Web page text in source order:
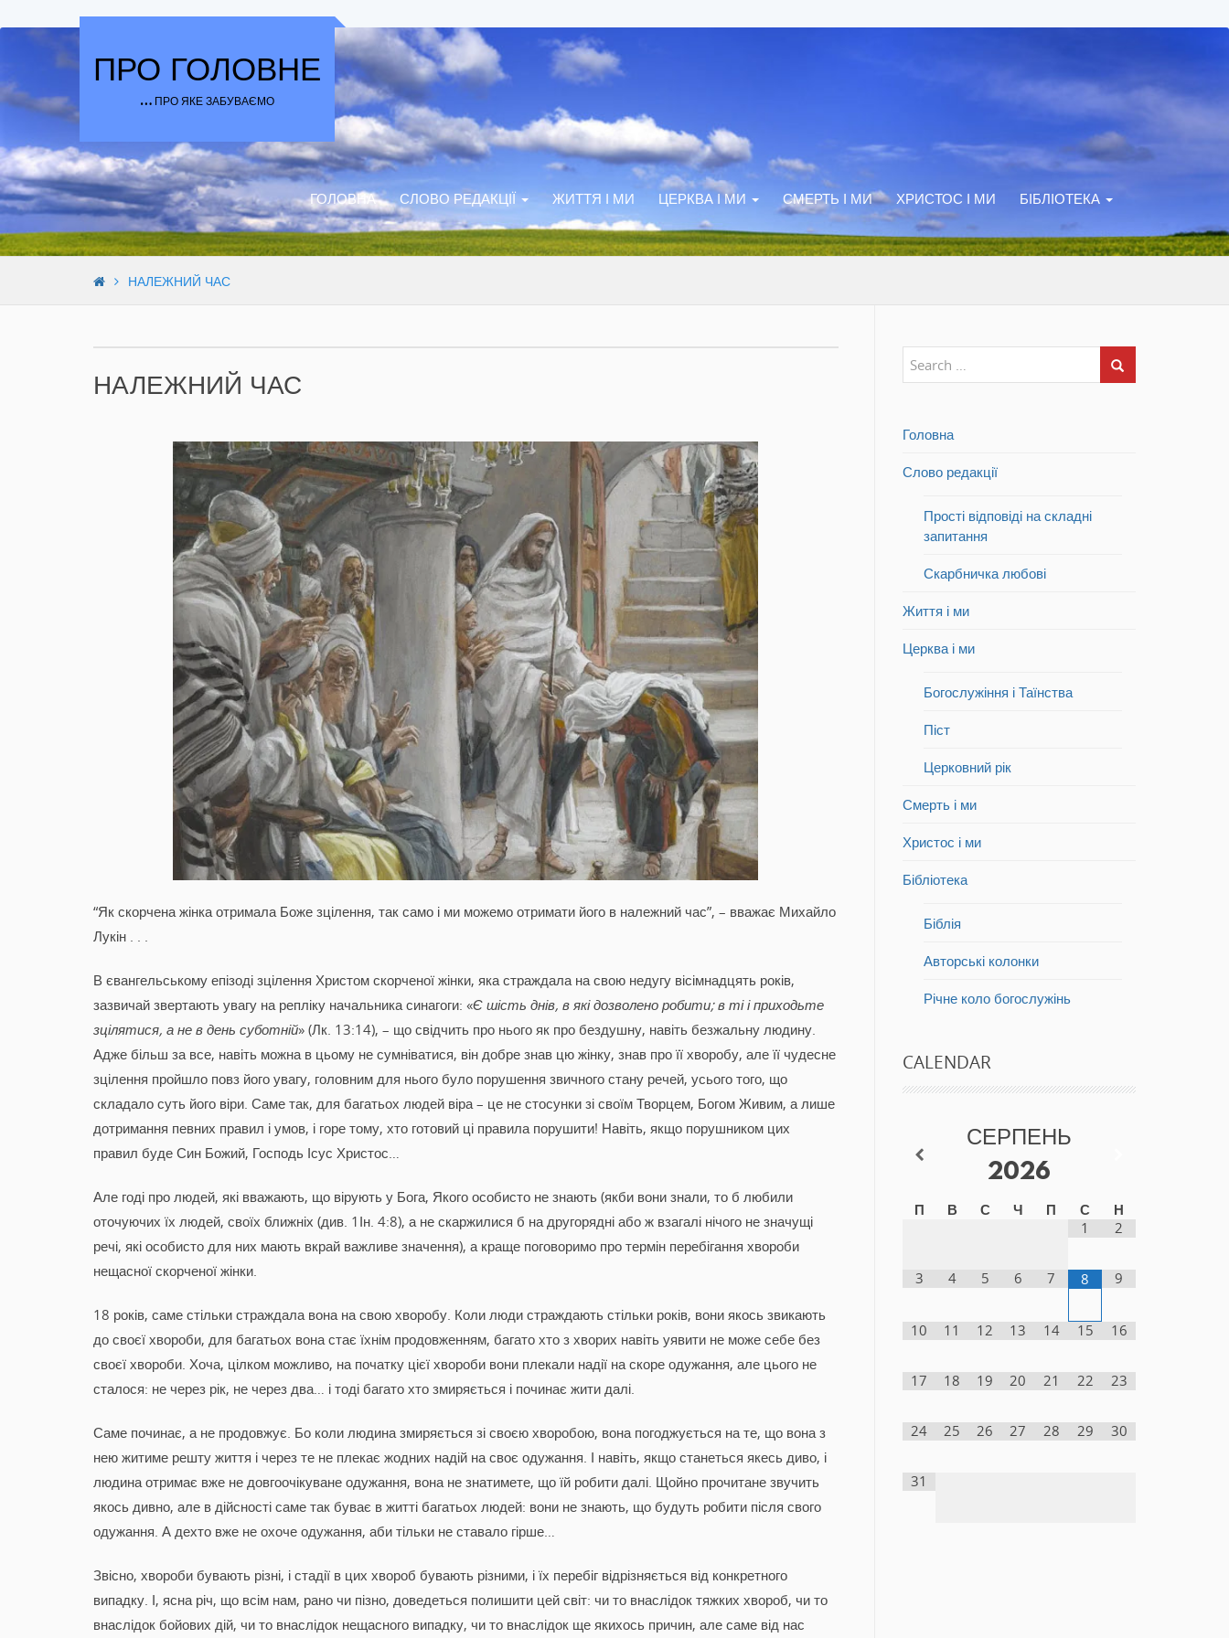
Skip to content
ПРО ГОЛОВНЕ
… ПРО ЯКЕ ЗАБУВАЄМО
ГОЛОВНА СЛОВО РЕДАКЦІЇ ЖИТТЯ І МИ ЦЕРКВА І МИ СМЕРТЬ І МИ ХРИСТОС І МИ БІБЛІОТЕКА
НАЛЕЖНИЙ ЧАС
НАЛЕЖНИЙ ЧАС
“Як скорчена жінка отримала Боже зцілення, так само і ми можемо отримати його в належний час”, – вважає Михайло
Лукін . . .
В євангельському епізоді зцілення Христом скорченої жінки, яка страждала на свою недугу вісімнадцять років,
зазвичай звертають увагу на репліку начальника синагоги: «Є шість днів, в які дозволено робити; в ті і приходьте
зцілятися, а не в день суботній» (Лк. 13:14), – що свідчить про нього як про бездушну, навіть безжальну людину.
Адже більш за все, навіть можна в цьому не сумніватися, він добре знав цю жінку, знав про її хворобу, але її чудесне
зцілення пройшло повз його увагу, головним для нього було порушення звичного стану речей, усього того, що
складало суть його віри. Саме так, для багатьох людей віра – це не стосунки зі своїм Творцем, Богом Живим, а лише
дотримання певних правил і умов, і горе тому, хто готовий ці правила порушити! Навіть, якщо порушником цих
правил буде Син Божий, Господь Ісус Христос…
Але годі про людей, які вважають, що вірують у Бога, Якого особисто не знають (якби вони знали, то б любили
оточуючих їх людей, своїх ближніх (див. 1Ін. 4:8), а не скаржилися б на другорядні або ж взагалі нічого не значущі
речі, які особисто для них мають вкрай важливе значення), а краще поговоримо про термін перебігання хвороби
нещасної скорченої жінки.
18 років, саме стільки страждала вона на свою хворобу. Коли люди страждають стільки років, вони якось звикають
до своєї хвороби, для багатьох вона стає їхнім продовженням, багато хто з хворих навіть уявити не може себе без
своєї хвороби. Хоча, цілком можливо, на початку цієї хвороби вони плекали надії на скоре одужання, але цього не
сталося: не через рік, не через два… і тоді багато хто змиряється і починає жити далі.
Саме починає, а не продовжує. Бо коли людина змиряється зі своєю хворобою, вона погоджується на те, що вона з
нею житиме решту життя і через те не плекає жодних надій на своє одужання. І навіть, якщо станеться якесь диво, і
людина отримає вже не довгоочікуване одужання, вона не знатимете, що їй робити далі. Щойно прочитане звучить
якось дивно, але в дійсності саме так буває в житті багатьох людей: вони не знають, що будуть робити після свого
одужання. А дехто вже не охоче одужання, аби тільки не ставало гірше…
Звісно, хвороби бувають різні, і стадії в цих хвороб бувають різними, і їх перебіг відрізняється від конкретного
випадку. І, ясна річ, що всім нам, рано чи пізно, доведеться полишити цей світ: чи то внаслідок тяжких хвороб, чи то
внаслідок бойових дій, чи то внаслідок нещасного випадку, чи то внаслідок ще якихось причин, але саме від нас
Головна
Слово редакції
Прості відповіді на складні
запитання
Скарбничка любові
Життя і ми
Церква і ми
Богослужіння і Таїнства
Піст
Церковний рік
Смерть і ми
Христос і ми
Бібліотека
Біблія
Авторські колонки
Річне коло богослужінь
CALENDAR
СЕРПЕНЬ
2026
П В С Ч П С
Н
1
2
3 4 5 6 7 8 9
10 11 12 13 14 15 16
17 18 19 20 21 22 23
24 25 26 27 28 29 30
31